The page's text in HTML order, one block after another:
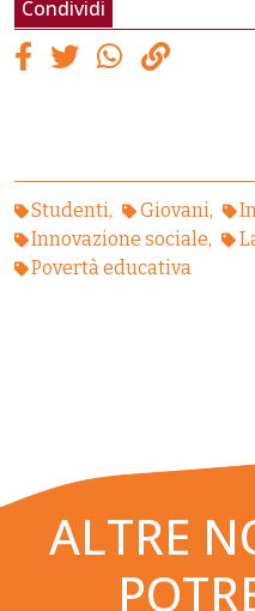
Condividi
Studenti Giovani
Innovazione sociale
Povertà educativa
ALTRE